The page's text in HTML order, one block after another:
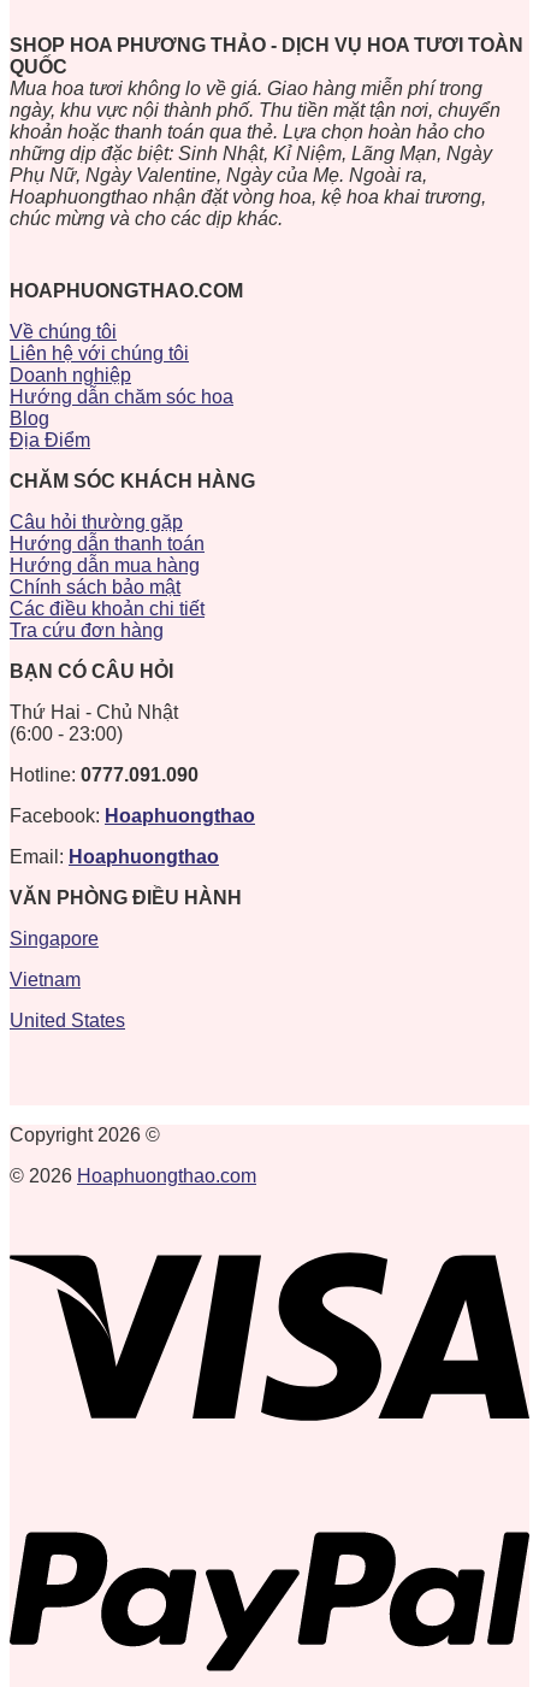
SHOP HOA PHƯƠNG THẢO - DỊCH VỤ HOA TƯƠI TOÀN
QUỐC
Mua hoa tươi không lo về giá. Giao hàng miễn phí trong
ngày, khu vực nội thành phố. Thu tiền mặt tận nơi, chuyển
khoản hoặc thanh toán qua thẻ. Lựa chọn hoàn hảo cho
những dịp đặc biệt: Sinh Nhật, Kỉ Niệm, Lãng Mạn, Ngày
Phụ Nữ, Ngày Valentine, Ngày của Mẹ. Ngoài ra,
Hoaphuongthao nhận đặt vòng hoa, kệ hoa khai trương,
chúc mừng và cho các dịp khác.
HOAPHUONGTHAO.COM
Về chúng tôi
Liên hệ với chúng tôi
Doanh nghiệp
Hướng dẫn chăm sóc hoa
Blog
Địa Điểm
CHĂM SÓC KHÁCH HÀNG
Câu hỏi thường gặp
Hướng dẫn thanh toán
Hướng dẫn mua hàng
Chính sách bảo mật
Các điều khoản chi tiết
Tra cứu đơn hàng
BẠN CÓ CÂU HỎI
Thứ Hai - Chủ Nhật
(6:00 - 23:00)
Hotline: 0777.091.090
Facebook: Hoaphuongthao
Email: Hoaphuongthao
VĂN PHÒNG ĐIỀU HÀNH
Singapore
Vietnam
United States
Copyright 2026 ©
© 2026 Hoaphuongthao.com